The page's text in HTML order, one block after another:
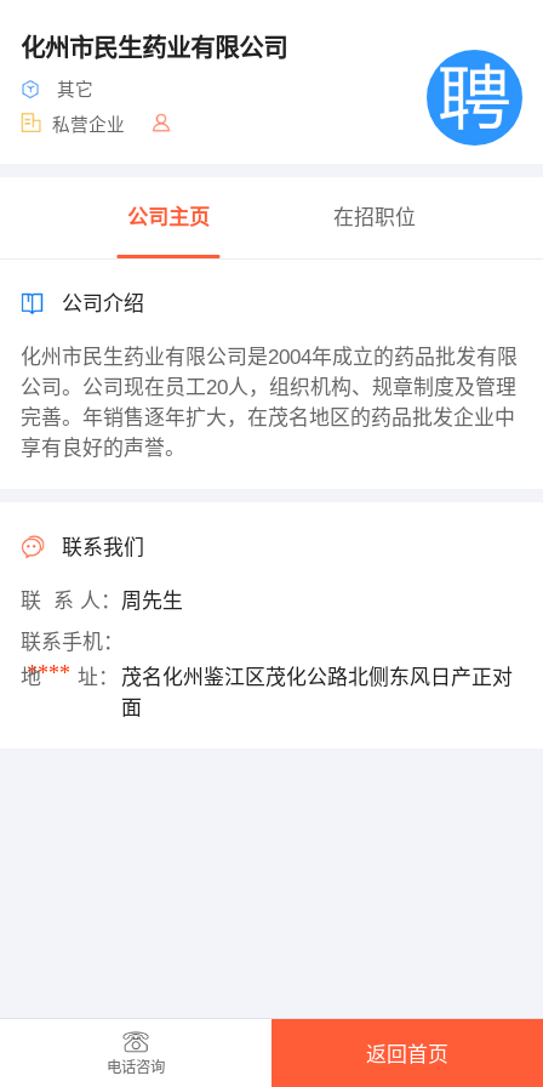
化州市民生药业有限公司
其它
私营企业
公司主页 在招职位
公司介绍
化州市民生药业有限公司是2004年成立的药品批发有限
公司。公司现在员工20人，组织机构、规章制度及管理
完善。年销售逐年扩大，在茂名地区的药品批发企业中
享有良好的声誉。
联系我们
联 系 人： 周先生
联系手机：
****
地 址：
茂名化州鉴江区茂化公路北侧东风日产正对
面
电话咨询
返回首页